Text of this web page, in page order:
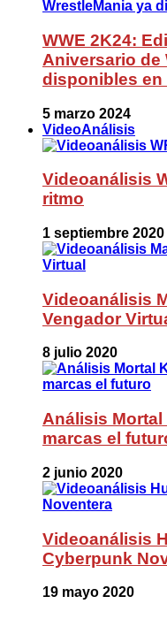
WWE 2K24:
Aniversario de
disponibles en
5 marzo 2024
VideoAnálisis
Videoanálisis
ritmo
1 septiembre 2020
Videoanálisis
Vengador
8 julio 2020
Análisis Mortal
marcas el
2 junio 2020
Videoanálisis
Cyberpunk
19 mayo 2020